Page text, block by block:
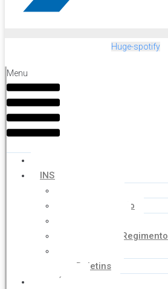
Huge-spotify
Menu
INSTITUCIONAL
Coordenação
Estatuto e Regimento
Boletins
NOTÍCIAS